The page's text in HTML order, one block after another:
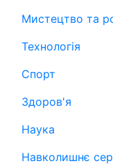
Мистецтво та
Технологія
Спорт
Здоров'я
Наука
Навколишнє